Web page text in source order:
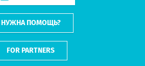
НУЖНА ПОМОЩЬ?
FOR PARTNERS